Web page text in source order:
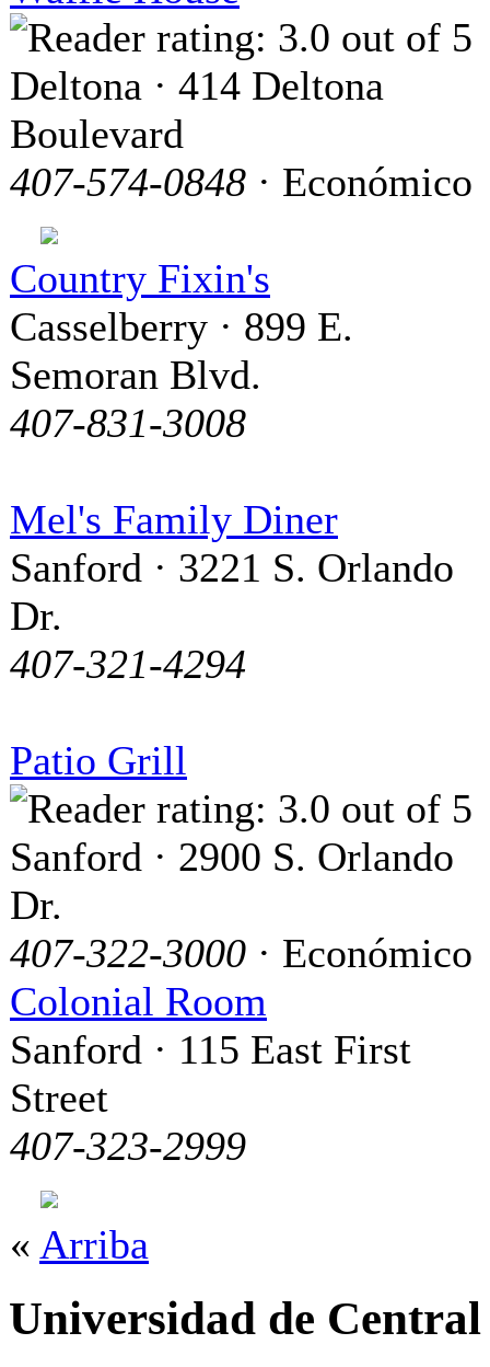
Deltona · 414 Deltona
Boulevard
407-574-0848 · Económico
Country Fixin's
Casselberry · 899 E.
Semoran Blvd.
407-831-3008
Mel's Family Diner
Sanford · 3221 S. Orlando
Dr.
407-321-4294
Patio Grill
Sanford · 2900 S. Orlando
Dr.
407-322-3000 · Económico
Colonial Room
Sanford · 115 East First
Street
407-323-2999
« Arriba
Universidad de